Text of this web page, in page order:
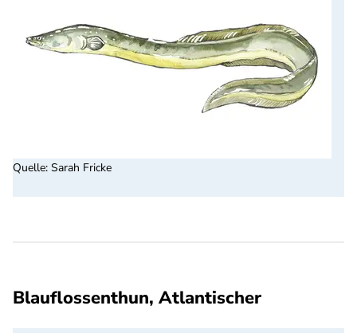
Quelle: Sarah Fricke
Blauflossenthun, Atlantischer